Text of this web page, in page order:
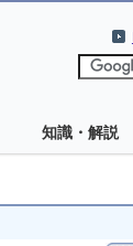
知識・解説